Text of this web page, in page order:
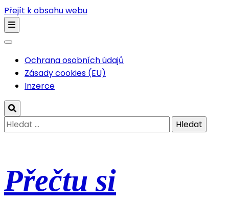
Přejít k obsahu webu
Ochrana osobních údajů
Zásady cookies (EU)
Inzerce
Vyhledávání
Přečtu si